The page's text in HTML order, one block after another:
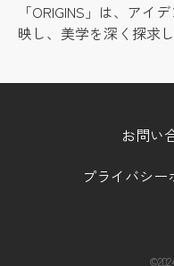
「ORIGINS」は、アイ
映し、美学を深く探求
お問い
プライバシー